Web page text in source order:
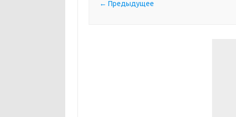
← Предыдущее